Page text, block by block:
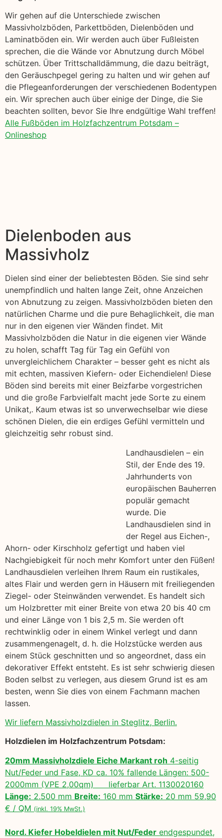
Wir gehen auf die Unterschiede zwischen
Massivholzböden, Parkettböden, Dielenböden und
Laminatböden ein. Wir werden auch über Fußleisten
sprechen, die die Wände vor Abnutzung durch Möbel
schützen. Über Trittschalldämmung, die dazu beiträgt,
den Geräuschpegel gering zu halten und wir gehen auf
die Pflegeanforderungen der verschiedenen Bodentypen
ein. Wir sprechen auch über einige der Dinge, die Sie
beachten sollten, bevor Sie Ihre endgültige Wahl treffen!
Alle Fußböden im Holzfachzentrum Potsdam –
Onlineshop
Dielenboden aus
Massivholz
Dielen sind einer der beliebtesten Böden. Sie sind sehr
unempfindlich und halten lange Zeit, ohne Anzeichen
von Abnutzung zu zeigen. Massivholzböden bieten den
natürlichen Charme und die pure Behaglichkeit, die man
nur in den eigenen vier Wänden findet. Mit
Massivholzböden die Natur in die eigenen vier Wände
zu holen, schafft Tag für Tag ein Gefühl von
unvergleichlichem Charakter – besser geht es nicht als
mit echten, massiven Kiefern- oder Eichendielen! Diese
Böden sind bereits mit einer Beizfarbe vorgestrichen
und die große Farbvielfalt macht jede Sorte zu einem
Unikat,. Kaum etwas ist so unverwechselbar wie diese
schönen Dielen, die ein erdiges Gefühl vermitteln und
gleichzeitig sehr robust sind.
Landhausdielen – ein
Stil, der Ende des 19.
Jahrhunderts von
europäischen Bauherren
populär gemacht
wurde. Die
Landhausdielen sind in
der Regel aus Eichen-,
Ahorn- oder Kirschholz gefertigt und haben viel
Nachgiebigkeit für noch mehr Komfort unter den Füßen!
Landhausdielen verleihen Ihrem Raum ein rustikales,
altes Flair und werden gern in Häusern mit freiliegenden
Ziegel- oder Steinwänden verwendet. Es handelt sich
um Holzbretter mit einer Breite von etwa 20 bis 40 cm
und einer Länge von 1 bis 2,5 m. Sie werden oft
rechtwinklig oder in einem Winkel verlegt und dann
zusammengenagelt, d. h. die Holzstücke werden aus
einem Stück geschnitten und so angeordnet, dass ein
dekorativer Effekt entsteht. Es ist sehr schwierig diesen
Boden selbst zu verlegen, aus diesem Grund ist es am
besten, wenn Sie dies von einem Fachmann machen
lassen.
Wir liefern Massivholzdielen in Steglitz, Berlin.
Holzdielen im Holzfachzentrum Potsdam:
20mm Massivholzdiele Eiche Markant roh 4-seitig
Nut/Feder und Fase, KD ca. 10% fallende Längen: 500-
2000mm (VPE 2,00qm) lieferbar Art. 1130020160
Länge: 2.500 mm Breite: 160 mm Stärke: 20 mm 59,90
€ / QM (inkl. 19% MwSt.)
Nord. Kiefer Hobeldielen mit Nut/Feder endgespundet,